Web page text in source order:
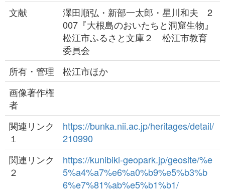
文献
澤田順弘・新部一太郎・星川和夫 2
007『大根島のおいたちと洞窟生物』
松江市ふるさと文庫２ 松江市教育
委員会
所有・管理
松江市ほか
画像著作権
者
関連リンク
１
https://bunka.nii.ac.jp/heritages/detail/
210990
関連リンク
２
https://kunibiki-geopark.jp/geosite/%e
5%a4%a7%e6%a0%b9%e5%b3%b
6%e7%81%ab%e5%b1%b1/